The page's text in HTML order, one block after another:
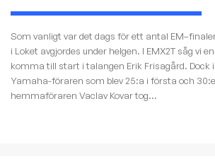
Som vanligt var det dags för ett antal
i Loket avgjordes under helgen. I EMX2T såg vi
komma till start i talangen Erik Frisagård. Dock
Yamaha-föraren som blev 25:a i första och
hemmaföraren Vaclav Kovar tog...